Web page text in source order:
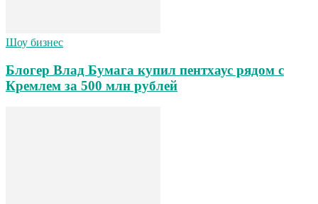
Шоу бизнес
Блогер Влад Бумага купил пентхаус рядом с
Кремлем за 500 млн рублей